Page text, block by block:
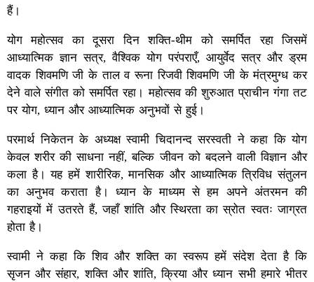
हैं।
योग महोत्सव का दूसरा दिन शक्ति-थीम को समर्पित रहा जिसमें
आध्यात्मिक ज्ञान सत्र, वैश्विक योग परंपराएँ, आयुर्वेद सत्र और ड्रम
वादक शिवमणि जी के ताल व रूना रिजवी शिवमणि जी के मंत्रमुग्ध कर
देने वाले संगीत को समर्पित रहा। महोत्सव की शुरुआत प्राचीन गंगा तट
पर योग, ध्यान और आध्यात्मिक अनुभवों से हुई।
परमार्थ निकेतन के अध्यक्ष स्वामी चिदानन्द सरस्वती ने कहा कि योग
केवल शरीर की साधना नहीं, बल्कि जीवन को बदलने वाली विज्ञान और
कला है। यह हमें शारीरिक, मानसिक और आध्यात्मिक त्रिविध संतुलन
का अनुभव कराता है। ध्यान के माध्यम से हम अपने अंतरमन की
गहराइयों में उतरते हैं, जहाँ शांति और स्थिरता का स्रोत स्वतः जाग्रत
होता है।
स्वामी ने कहा कि शिव और शक्ति का स्वरूप हमें संदेश देता है कि
सृजन और संहार, शक्ति और शांति, क्रिया और ध्यान सभी हमारे भीतर